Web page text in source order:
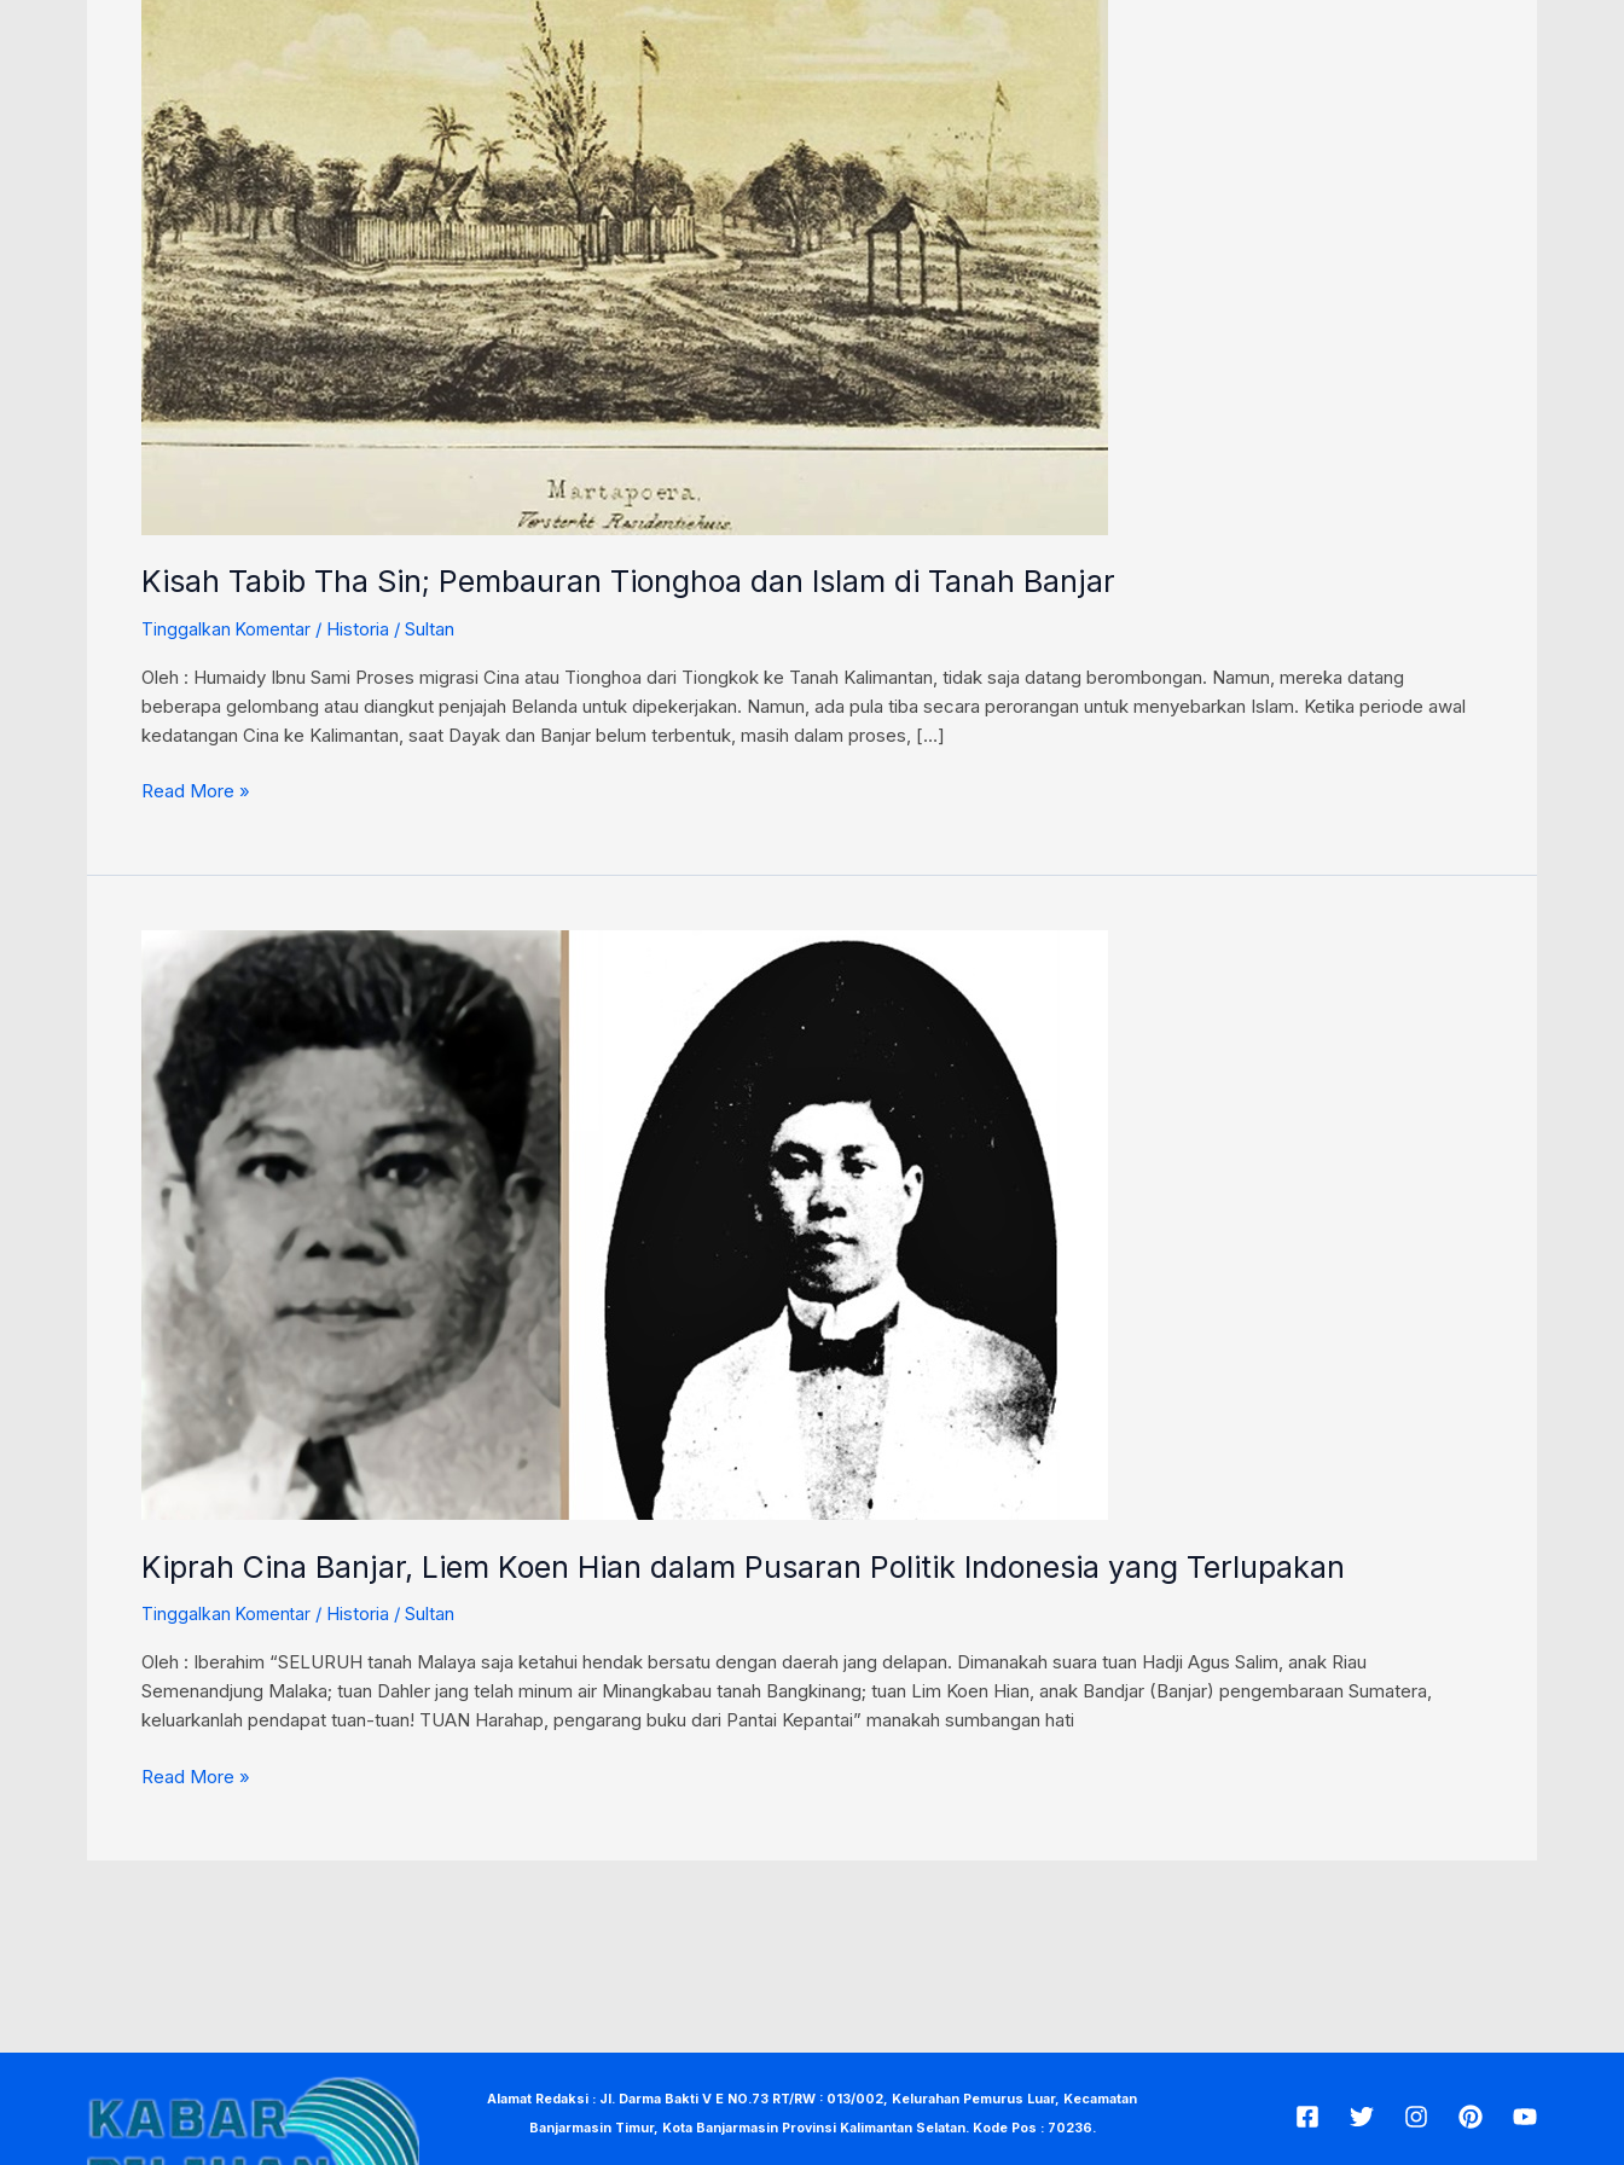
Kisah Tabib Tha Sin; Pembauran Tionghoa dan Islam di Tanah Banjar
Tinggalkan Komentar / Historia / Sultan
Oleh : Humaidy Ibnu Sami Proses migrasi Cina atau Tionghoa dari Tiongkok ke Tanah Kalimantan, tidak saja datang berombongan. Namun, mereka datang
beberapa gelombang atau diangkut penjajah Belanda untuk dipekerjakan. Namun, ada pula tiba secara perorangan untuk menyebarkan Islam. Ketika periode awal
kedatangan Cina ke Kalimantan, saat Dayak dan Banjar belum terbentuk, masih dalam proses, […]
dan
Tanah
Banjar
Read More »
Kiprah Cina Banjar, Liem Koen Hian dalam Pusaran Politik Indonesia yang Terlupakan
Tinggalkan Komentar / Historia / Sultan
Oleh : Iberahim “SELURUH tanah Malaya saja ketahui hendak bersatu dengan daerah jang delapan. Dimanakah suara tuan Hadji Agus Salim, anak Riau
Semenandjung Malaka; tuan Dahler jang telah minum air Minangkabau tanah Bangkinang; tuan Lim Koen Hian, anak Bandjar (Banjar) pengembaraan Sumatera,
keluarkanlah pendapat tuan-tuan! TUAN Harahap, pengarang buku dari Pantai Kepantai” manakah sumbangan hati
Banjar,
Liem
Koen
Hian
dalam
Pusaran
Politik
Indonesia
Terlupakan
Read More »
Alamat Redaksi : Jl. Darma Bakti V E NO.73 RT/RW : 013/002, Kelurahan Pemurus Luar, Kecamatan
Banjarmasin Timur, Kota Banjarmasin Provinsi Kalimantan Selatan. Kode Pos : 70236.